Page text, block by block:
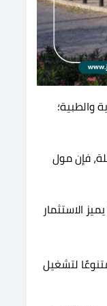
والطبية؛
فإن مول
الاستثمار
لتشغيل